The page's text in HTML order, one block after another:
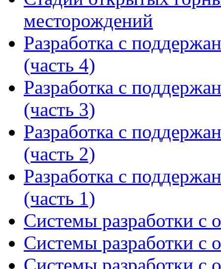
месторождений
Разработка с
(часть 4)
Разработка с
(часть 3)
Разработка с
(часть 2)
Разработка с
(часть 1)
Системы разработки с
Системы разработки с
Системы разработки с